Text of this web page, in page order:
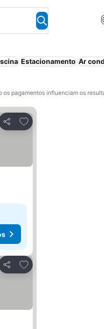
Estacionamento Ar
os pagamentos influenciam os
Partilhar
Adicionar aos favoritos
Partilhar
Adicionar aos favoritos